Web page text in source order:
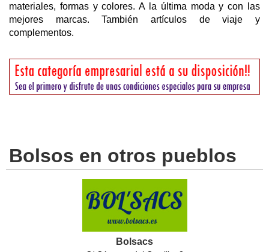
materiales, formas y colores. A la última moda y con las
mejores marcas. También artículos de viaje y
complementos.
Bolsos en otros pueblos
Bolsacs